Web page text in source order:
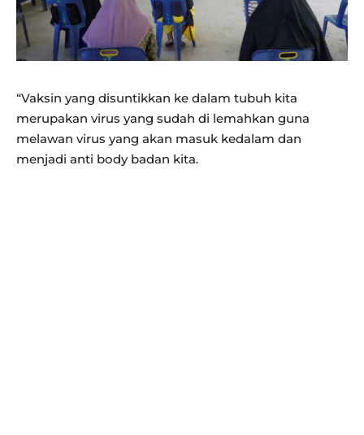
“Vaksin yang disuntikkan ke dalam tubuh kita
merupakan virus yang sudah di lemahkan guna
melawan virus yang akan masuk kedalam dan
menjadi anti body badan kita.